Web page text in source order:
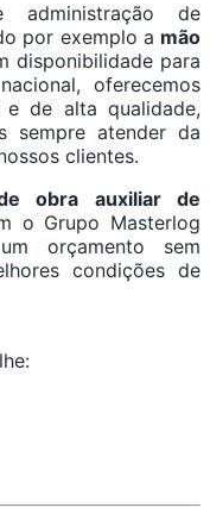
administração de
por exemplo a mão
disponibilidade para
oferecemos
e de alta qualidade,
sempre atender da
clientes.
obra auxiliar de
o Grupo Masterlog
orçamento sem
condições de